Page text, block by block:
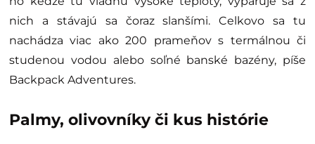
nich a stávajú sa čoraz slanšími. Celkovo sa tu
nachádza viac ako 200 prameňov s termálnou či
studenou vodou alebo soľné banské bazény, píše
Backpack Adventures.
Palmy, olivovníky či kus histórie